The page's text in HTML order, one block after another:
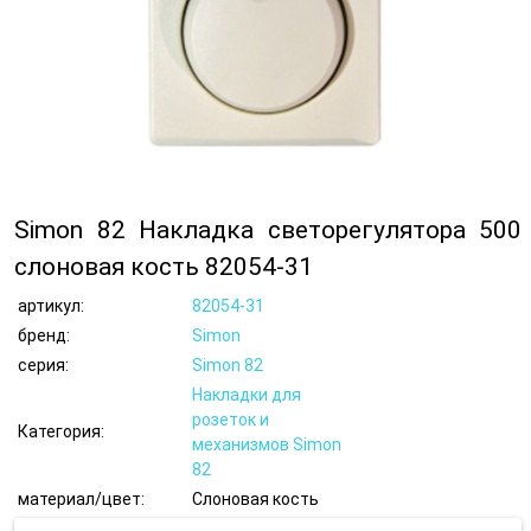
Simon 82 Накладка светорегулятора 500
слоновая кость 82054-31
артикул:
82054-31
бренд:
Simon
серия:
Simon 82
Категория:
Накладки для
розеток и
механизмов Simon
82
материал/цвет:
Слоновая кость